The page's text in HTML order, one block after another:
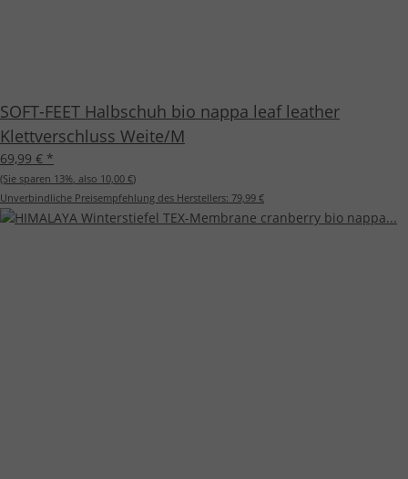
SOFT-FEET Halbschuh bio nappa leaf leather
Klettverschluss Weite/M
69,99 € *
(Sie sparen 13%, also 10,00 €)
Unverbindliche Preisempfehlung des Herstellers: 79,99 €